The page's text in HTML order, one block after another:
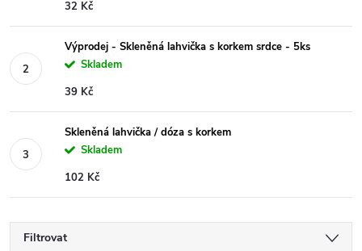
32 Kč
Výprodej - Skleněná lahvička s korkem srdce - 5ks
Skladem
39 Kč
Skleněná lahvička / dóza s korkem
Skladem
102 Kč
Filtrovat